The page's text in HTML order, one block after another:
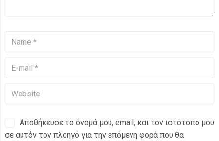
Αποθήκευσε το όνομά μου, email, και τον ιστότοπο μου
σε αυτόν τον πλοηγό για την επόμενη φορά που θα